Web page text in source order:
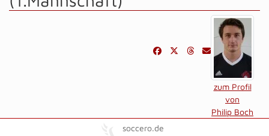
zum Profil
von
Philip Boch
soccero.de